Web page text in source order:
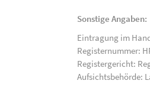
Sonstige Angaben:
Eintragung im
Registernummer:
Registergericht:
Aufsichtsbehörde: